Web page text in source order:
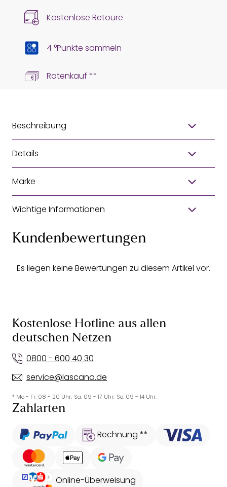
Kostenlose Retoure
4 °Punkte sammeln
Ratenkauf **
Beschreibung
Details
Marke
Wichtige Informationen
Kundenbewertungen
Es liegen keine Bewertungen zu diesem Artikel vor.
Kostenlose Hotline aus allen
deutschen Netzen
0800 - 600 40 30
service@lascana.de
* Mo - Fr: 08 - 20 Uhr; Sa: 09 - 17 Uhr; So: 09 - 14 Uhr.
Zahlarten
Rechnung **
Online-Überweisung